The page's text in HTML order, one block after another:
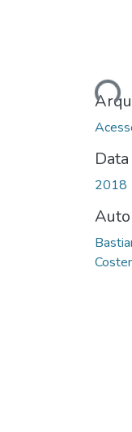
Carregando...
Data
2018